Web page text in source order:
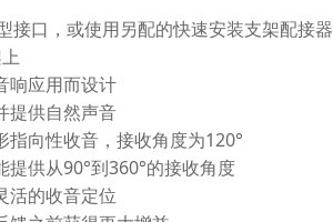
接口，或使用另配的快速安装支架配接器
响应用而设计
提供自然声音
向性收音，接收角度为120°
供从90°到360°的接收角度
活的收音定位